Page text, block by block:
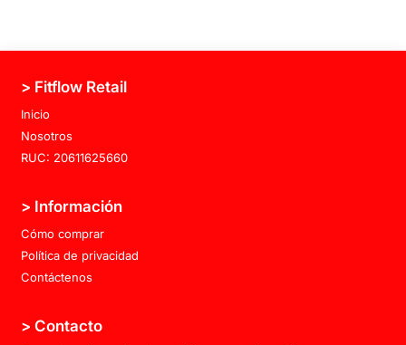
> Fitflow Retail
Inicio
Nosotros
RUC: 20611625660
> Información
Cómo comprar
Política de privacidad
Contáctenos
> Contacto